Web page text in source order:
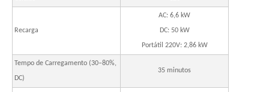
Recarga
AC: 6,6 kW
DC: 50 kW
Portátil 220V: 2,86 kW
Tempo de Carregamento (30–80%,
DC)
35 minutos